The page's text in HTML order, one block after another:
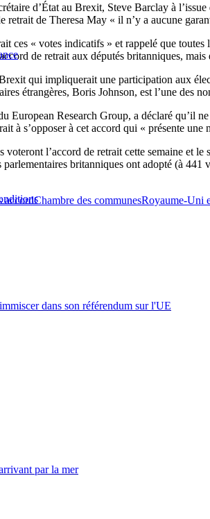
d’État au Brexit, Steve Barclay à
retrait de Theresa May « il n’y a aucune
ces « votes indicatifs » et rappelé que
de retrait aux députés britanniques,
qui impliquerait une participation aux
étrangères, Boris Johnson, est l’une des
European Research Group, a déclaré qu’il
à s’opposer à cet accord qui « présente
l’accord de retrait cette semaine et
britanniques ont adopté (à
accordChambre des communesRoyaume-Uni
dans son référendum sur l'UE
par la mer